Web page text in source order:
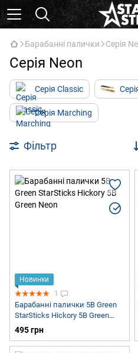
Барабанні палички Серія
Серія Neon
Серія Classic
Серія Marching
Фільтр
Новинки
1
Барабанні палички 5B Green
StarSticks Hickory 5B Green
Neon
495 грн